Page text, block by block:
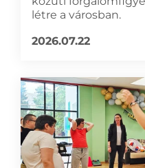
létre a városban.
2026.07.22